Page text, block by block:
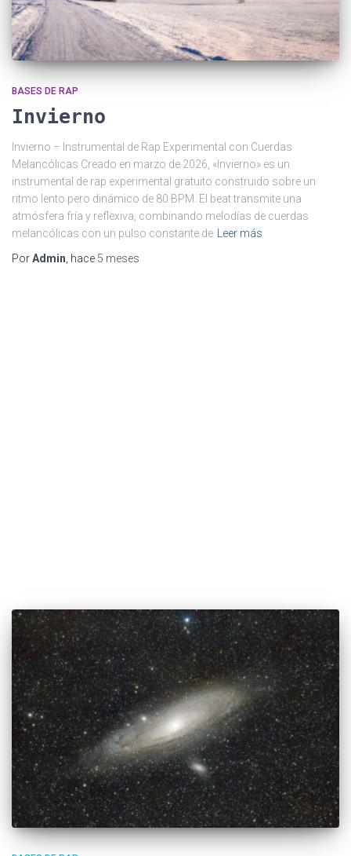
BASES DE RAP
Invierno
Invierno – Instrumental de Rap Experimental con Cuerdas
Melancólicas Creado en marzo de 2026, «Invierno» es un
instrumental de rap experimental gratuito construido sobre un
ritmo lento pero dinámico de 80 BPM. El beat transmite una
atmósfera fría y reflexiva, combinando melodías de cuerdas
melancólicas con un pulso constante de
Leer más
PorAdmin , hace 5 meses